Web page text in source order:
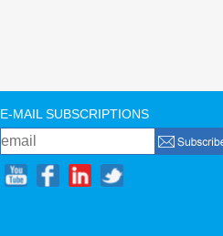
E-MAIL SUBSCRIPTIONS